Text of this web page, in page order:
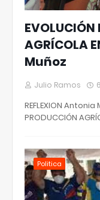
EVOLUCIÓN
AGRÍCOLA
Muñoz
Julio Ramos
REFLEXION Antonia
PRODUCCIÓN
Politica